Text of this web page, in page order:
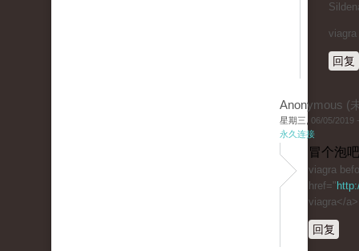
回复
Anonymous (
星期三, 06/05/2019
永久连接
冒个泡
viagra
href="
viagra</
回复